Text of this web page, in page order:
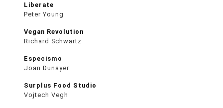
Liberate
Peter Young
Vegan Revolution
Richard Schwartz
Especismo
Joan Dunayer
Surplus Food Studio
Vojtech Vegh